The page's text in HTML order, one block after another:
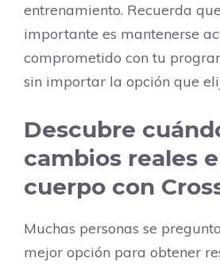
entrenamiento. Recuerda
importante es mantenerse
comprometido con tu
sin importar la opción que
Descubre
cambios reales
cuerpo con
Muchas personas se
mejor opción para obtener